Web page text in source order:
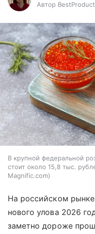
Автор
В крупной федеральной
стоит около 15,8 тыс.
Magnific.com
На российском
нового улова 2026
заметно дороже